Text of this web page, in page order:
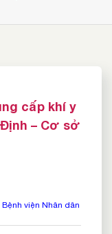
cấp khí y
– Cơ sở
viện Nhân dân